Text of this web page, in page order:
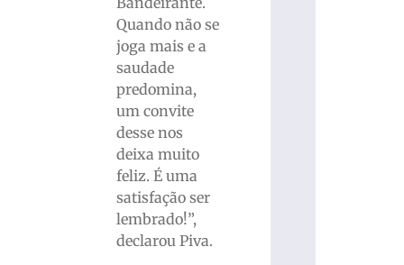
Quando não se
joga mais e a
saudade
predomina,
um convite
desse nos
deixa muito
feliz. É uma
satisfação ser
lembrado!”,
declarou Piva.